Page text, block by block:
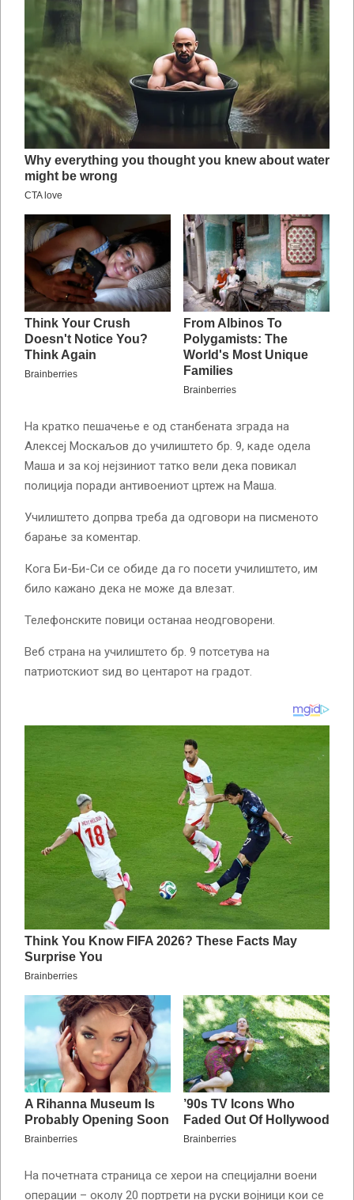
На кратко пешачење е од станбената зграда на
Алексеј Москаљов до училиштето бр. 9, каде одела
Маша и за кој нејзиниот татко вели дека повикал
полиција поради антивоениот цртеж на Маша.
Училиштето допрва треба да одговори на писменото
барање за коментар.
Кога Би-Би-Си се обиде да го посети училиштето, им
било кажано дека не може да влезат.
Телефонските повици останаа неодговорени.
Веб страна на училиштето бр. 9 потсетува на
патриотскиот ѕид во центарот на градот.
На почетната страница се херои на специјални воени
операции – околу 20 портрети на руски војници кои се